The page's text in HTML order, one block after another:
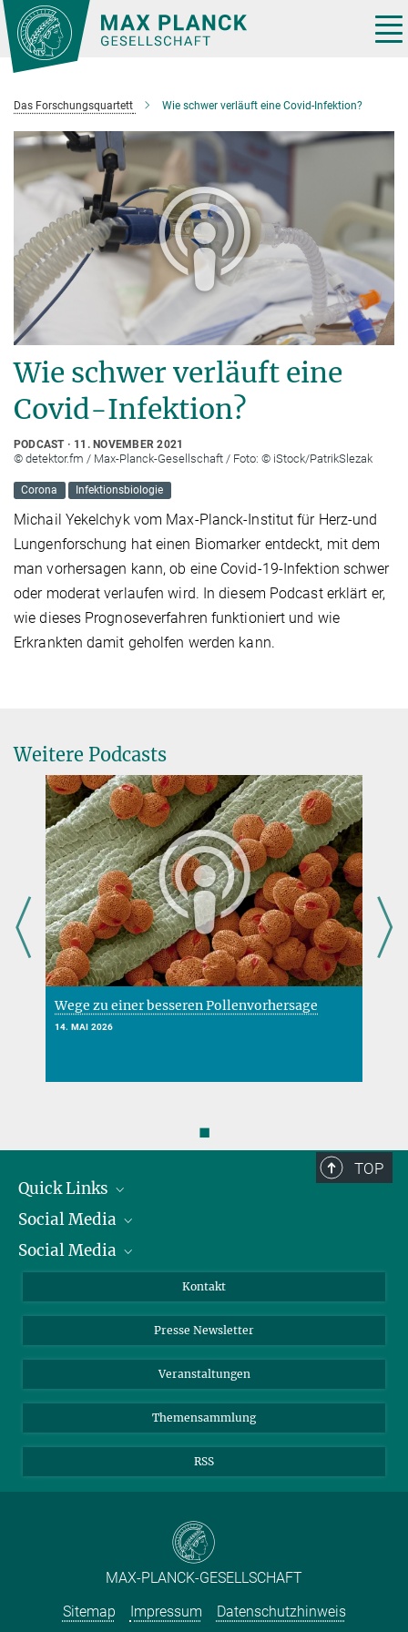
Hauptinhalt
Das Forschungsquartett Wie schwer verläuft eine Covid-Infektion?
Wie schwer verläuft eine
Covid-Infektion?
PODCAST 11. NOVEMBER 2021
© detektor.fm / Max-Planck-Gesellschaft / Foto: © iStock/PatrikSlezak
Corona Infektionsbiologie
Michail Yekelchyk vom Max-Planck-Institut für Herz-und
Lungenforschung hat einen Biomarker entdeckt, mit dem
man vorhersagen kann, ob eine Covid-19-Infektion schwer
oder moderat verlaufen wird. In diesem Podcast erklärt er,
wie dieses Prognoseverfahren funktioniert und wie
Erkrankten damit geholfen werden kann.
Weitere Podcasts
Wege zu einer besseren Pollenvorhersage
14. MAI 2026
◼
TOP
Quick Links
Präsident
Zahlen und Fakten
Meldestelle Fehlverhalten
Social Media
Bluesky
TikTok
Social Media
Instagram
YouTube
Kontakt
Presse Newsletter
Veranstaltungen
Themensammlung
RSS
MAX-PLANCK-GESELLSCHAFT
Sitemap
Impressum Datenschutzhinweis